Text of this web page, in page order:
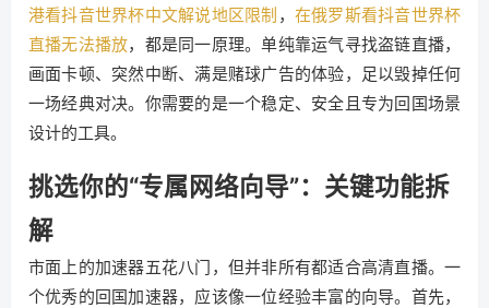
港看抖音世界杯中文解说地区限制 ， 在俄罗斯看抖音世界杯
直播无法播放，都是同一原理。单纯靠运气寻找盗链直播，
画面卡顿、突然中断、满是赌球广告的体验，足以毁掉任何
一场经典对决。你需要的是一个稳定、安全且专为回国场景
设计的工具。
挑选你的“专属网络向导”：关键功能拆
解
市面上的加速器五花八门，但并非所有都适合高清直播。一
个优秀的回国加速器，应该像一位经验丰富的向导。首先，